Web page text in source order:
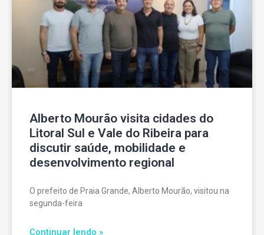
Alberto Mourão visita cidades do
Litoral Sul e Vale do Ribeira para
discutir saúde, mobilidade e
desenvolvimento regional
O prefeito de Praia Grande, Alberto Mourão, visitou na
segunda-feira
Continuar lendo »